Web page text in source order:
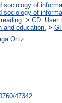
sociology of
sociology of
> CD. User
and education. >
Ortiz
47342